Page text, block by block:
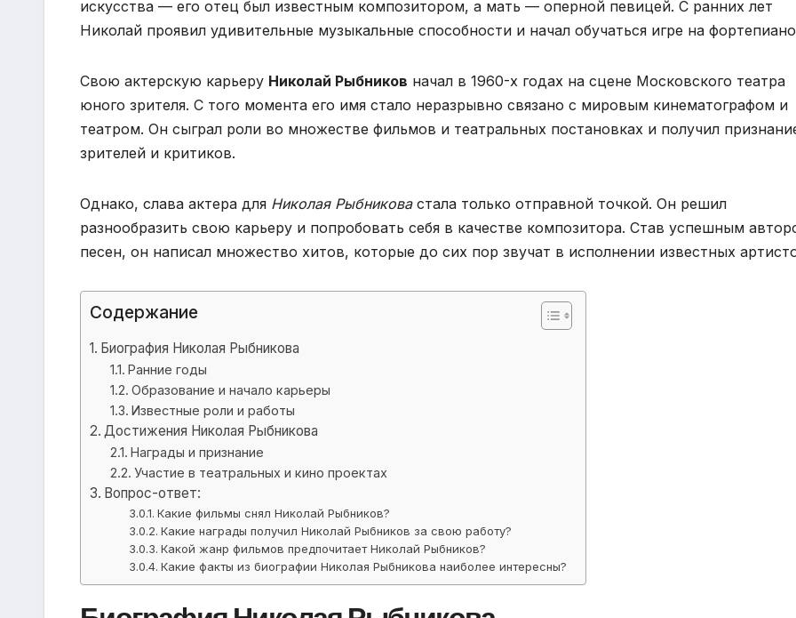
искусства — его отец был известным композитором, а мать — оперной певицей. С ранних лет
Николай проявил удивительные музыкальные способности и начал обучаться игре на
Свою актерскую карьеру Николай Рыбников начал в 1960-х годах на сцене Московского театра
юного зрителя. С того момента его имя стало неразрывно связано с мировым кинематографом и
театром. Он сыграл роли во множестве фильмов и театральных постановках и получил
зрителей и критиков.
Однако, слава актера для Николая Рыбниковастала только отправной точкой. Он решил
разнообразить свою карьеру и попробовать себя в качестве композитора. Став успешным
песен, он написал множество хитов, которые до сих пор звучат в исполнении известных
Содержание
Биография Николая Рыбникова
Ранние годы
Образование и начало карьеры
Известные роли и работы
Достижения Николая Рыбникова
Награды и признание
Участие в театральных и кино проектах
Вопрос-ответ:
Какие фильмы снял Николай Рыбников?
Какие награды получил Николай Рыбников за свою работу?
Какой жанр фильмов предпочитает Николай Рыбников?
Какие факты из биографии Николая Рыбникова наиболее интересны?